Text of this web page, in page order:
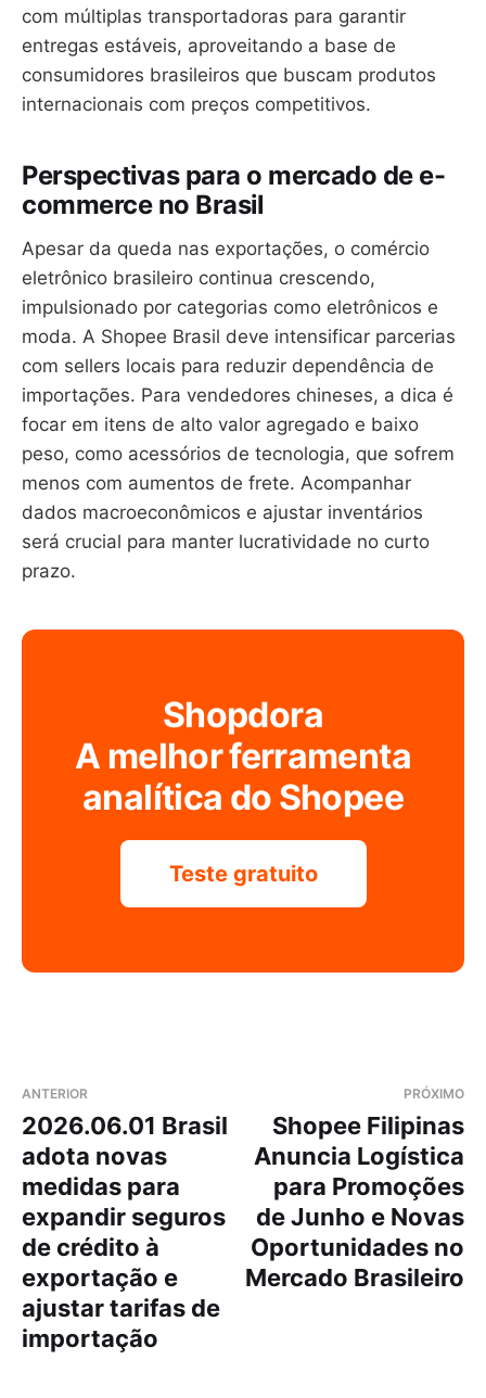
com múltiplas transportadoras para garantir
entregas estáveis, aproveitando a base de
consumidores brasileiros que buscam produtos
internacionais com preços competitivos.
Perspectivas para o mercado de e-
commerce no Brasil
Apesar da queda nas exportações, o comércio
eletrônico brasileiro continua crescendo,
impulsionado por categorias como eletrônicos e
moda. A Shopee Brasil deve intensificar parcerias
com sellers locais para reduzir dependência de
importações. Para vendedores chineses, a dica é
focar em itens de alto valor agregado e baixo
peso, como acessórios de tecnologia, que sofrem
menos com aumentos de frete. Acompanhar
dados macroeconômicos e ajustar inventários
será crucial para manter lucratividade no curto
prazo.
Shopdora
A melhor ferramenta
analítica do Shopee
Teste gratuito
ANTERIOR
2026.06.01 Brasil
adota novas
medidas para
expandir seguros
de crédito à
exportação e
ajustar tarifas de
importação
PRÓXIMO
Shopee Filipinas
Anuncia Logística
para Promoções
de Junho e Novas
Oportunidades no
Mercado Brasileiro